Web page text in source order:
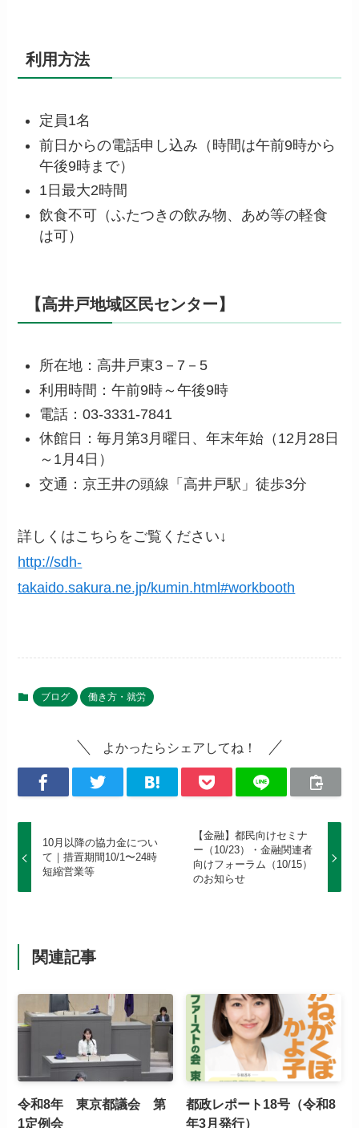
利用方法
定員1名
前日からの電話申し込み（時間は午前9時から
午後9時まで）
1日最大2時間
飲食不可（ふたつきの飲み物、あめ等の軽食
は可）
【高井戸地域区民センター】
所在地：高井戸東3－7－5
利用時間：午前9時～午後9時
電話：03‐3331‐7841
休館日：毎月第3月曜日、年末年始（12月28日
～1月4日）
交通：京王井の頭線「高井戸駅」徒歩3分
詳しくはこちらをご覧ください↓
http://sdh-
takaido.sakura.ne.jp/kumin.html#workbooth
ブログ 働き方・就労
よかったらシェアしてね！
10月以降の協力金につい
て｜措置期間10/1〜24時
短縮営業等
【金融】都民向けセミナ
ー（10/23）・金融関連者
向けフォーラム（10/15）
のお知らせ
関連記事
令和8年 東京都議会 第
1定例会
都政レポート18号（令和8
年3月発行）